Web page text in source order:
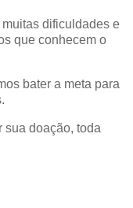
dificuldades e
que conhecem o
bater a meta para
sua doação, toda